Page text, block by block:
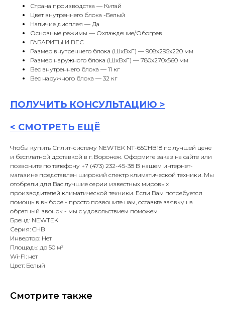
Страна производства — Китай
Цвет внутреннего блока -Белый
Наличие дисплея — Да
Основные режимы — Охлаждение/Обогрев
ГАБАРИТЫ И ВЕС
Размер внутреннего блока (ШxВxГ) — 908х295х220 мм
Размер наружного блока (ШxВxГ) — 780х270х560 мм
Вес внутреннего блока — 11 кг
Вес наружного блока — 32 кг
ПОЛУЧИТЬ КОНСУЛЬТАЦИЮ >
< СМОТРЕТЬ ЕЩЁ
Чтобы купить Сплит-систему NEWTEK NT-65CHB18 по лучшей цене
и бесплатной доставкой в г. Воронеж. Оформите заказ на сайте или
позвоните по телефону +7 (473) 232-45-38 В нашем интернет-
магазине представлен широкий спектр климатической техники. Мы
отобрали для Вас лучшие серии известных мировых
производителей климатической техники. Если Вам потребуется
помощь в выборе - просто позвоните нам, оставьте заявку на
обратный звонок - мы с удовольствием поможем
Бренд: NEWTEK
Серия: CHB
Инвертор: Нет
Площадь: до 50 м²
Wi-FI: нет
Цвет: Белый
Смотрите также